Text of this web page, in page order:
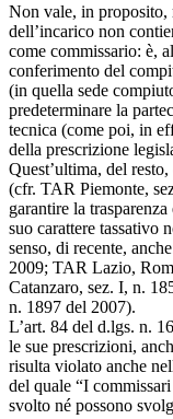
Non vale, in proposito,
dell’incarico non
come commissario: è,
conferimento del
(in quella sede
predeterminare la
tecnica (come poi, in
della prescrizione
Quest’ultima, del
(cfr. TAR Piemonte,
garantire la
suo carattere tassativo
senso, di recente,
2009; TAR Lazio,
Catanzaro, sez. I, n.
n. 1897 del 2007).
L’art. 84 del d.lgs. n.
le sue prescrizioni,
risulta violato anche
del quale “I
svolto né possono